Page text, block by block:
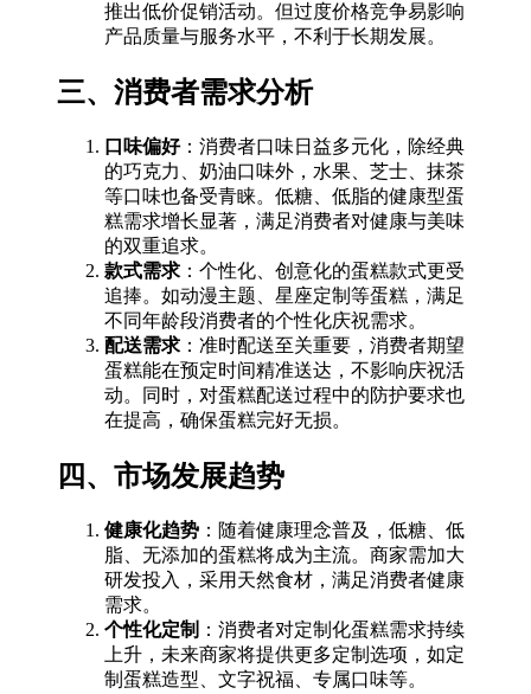
推出低价促销活动。但过度价格竞争易影响
产品质量与服务水平，不利于长期发展。
三、消费者需求分析
口味偏好：消费者口味日益多元化，除经典
的巧克力、奶油口味外，水果、芝士、抹茶
等口味也备受青睐。低糖、低脂的健康型蛋
糕需求增长显著，满足消费者对健康与美味
的双重追求。
款式需求 ：个性化、创意化的蛋糕款式更受
追捧。如动漫主题、星座定制等蛋糕，满足
不同年龄段消费者的个性化庆祝需求。
配送需求 ：准时配送至关重要，消费者期望
蛋糕能在预定时间精准送达，不影响庆祝活
动。同时，对蛋糕配送过程中的防护要求也
在提高，确保蛋糕完好无损。
四、市场发展趋势
健康化趋势 ：随着健康理念普及，低糖、低
脂、无添加的蛋糕将成为主流。商家需加大
研发投入，采用天然食材，满足消费者健康
需求。
个性化定制 ：消费者对定制化蛋糕需求持续
上升，未来商家将提供更多定制选项，如定
制蛋糕造型、文字祝福、专属口味等。